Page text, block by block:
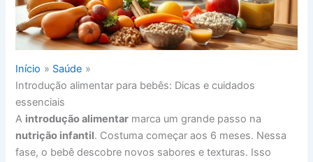
Início
Saúde
Introdução alimentar para bebês: Dicas e cuidados
essenciais
A introdução alimentar marca um grande passo na
nutrição infantil. Costuma começar aos 6 meses. Nessa
fase, o bebê descobre novos sabores e texturas. Isso